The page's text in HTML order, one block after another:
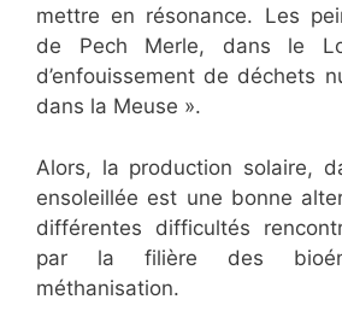
mettre en résonance. Les
de Pech Merle, dans le
d’enfouissement de déchets
dans la Meuse ».
Alors, la production solaire,
ensoleillée est une bonne
différentes difficultés
par la filière des
méthanisation.